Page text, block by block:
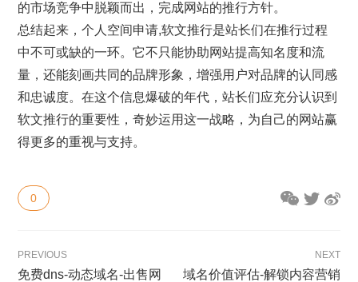
的市场竞争中脱颖而出，完成网站的推行方针。
总结起来，个人空间申请,软文推行是站长们在推行过程
中不可或缺的一环。它不只能协助网站提高知名度和流
量，还能刻画共同的品牌形象，增强用户对品牌的认同感
和忠诚度。在这个信息爆破的年代，站长们应充分认识到
软文推行的重要性，奇妙运用这一战略，为自己的网站赢
得更多的重视与支持。
0
PREVIOUS
免费dns-动态域名-出售网
NEXT
域名价值评估-解锁内容营销